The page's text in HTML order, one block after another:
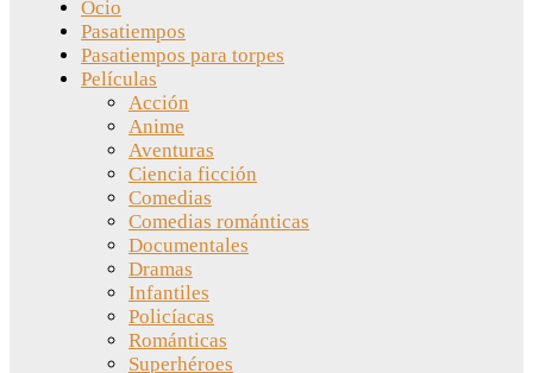
Ocio
Pasatiempos
Pasatiempos para torpes
Películas
Acción
Anime
Aventuras
Ciencia ficción
Comedias
Comedias románticas
Documentales
Dramas
Infantiles
Policíacas
Románticas
Superhéroes